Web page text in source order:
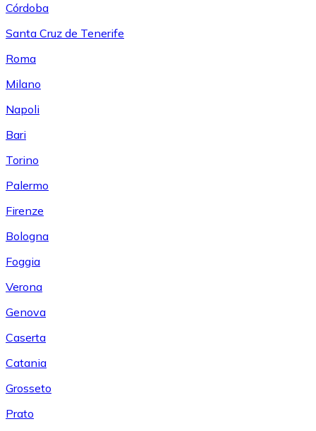
Córdoba
Santa Cruz de Tenerife
Roma
Milano
Napoli
Bari
Torino
Palermo
Firenze
Bologna
Foggia
Verona
Genova
Caserta
Catania
Grosseto
Prato